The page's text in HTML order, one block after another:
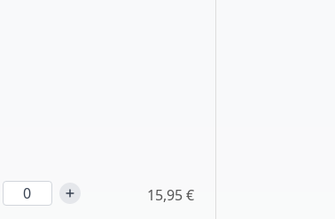
15,95 €